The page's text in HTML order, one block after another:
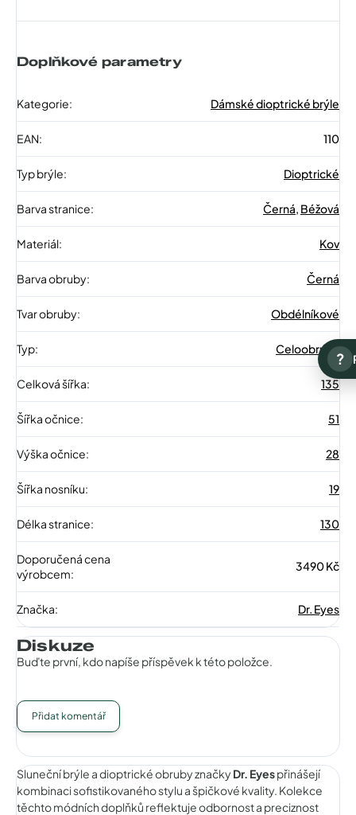
Doplňkové parametry
Kategorie: Dámské dioptrické brýle
EAN: 110
Typ brýle: Dioptrické
Barva stranice: Černá, Béžová
Materiál: Kov
Barva obruby: Černá
Tvar obruby: Obdélníkové
Typ: Celoobruba
Celková šířka: 135
Šířka očnice: 51
Výška očnice: 28
Šířka nosníku: 19
Délka stranice: 130
Doporučená cena
výrobcem:
3490 Kč
Značka: Dr. Eyes
Diskuze
Buďte první, kdo napíše příspěvek k této položce.
Přidat komentář
Sluneční brýle a dioptrické obruby značkyDr. Eyespřinášejí
kombinaci sofistikovaného stylu a špičkové kvality. Kolekce
těchto módních doplňků reflektuje odbornost a preciznost
?